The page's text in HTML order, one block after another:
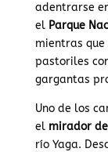
adentrarse
el Parque
mientras
pastoriles
gargantas
Uno de los
el mirador
río Yaga.